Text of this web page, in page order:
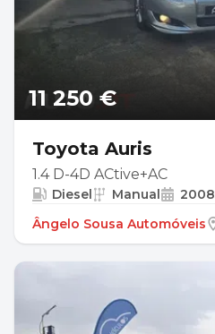
11 250 €
Toyota Auris
1.4 D-4D ACtive+AC
Diesel Manual 2008
Ângelo Sousa Automóveis